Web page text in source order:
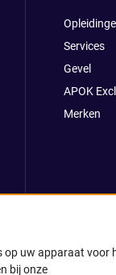
op uw apparaat voor
bij onze
Services
Gevel
APOK
Merken